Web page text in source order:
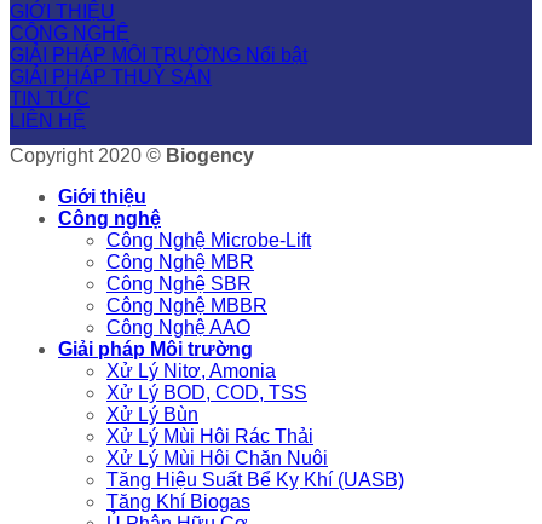
GIỚI THIỆU
CÔNG NGHỆ
GIẢI PHÁP MÔI TRƯỜNG
GIẢI PHÁP THUỶ SẢN
TIN TỨC
LIÊN HỆ
Copyright 2020 © Biogency
Giới thiệu
Công nghệ
Công Nghệ Microbe-Lift
Công Nghệ MBR
Công Nghệ SBR
Công Nghệ MBBR
Công Nghệ AAO
Giải pháp Môi trường
Xử Lý Nitơ, Amonia
Xử Lý BOD, COD, TSS
Xử Lý Bùn
Xử Lý Mùi Hôi Rác Thải
Xử Lý Mùi Hôi Chăn Nuôi
Tăng Hiệu Suất Bể Kỵ Khí (UASB)
Tăng Khí Biogas